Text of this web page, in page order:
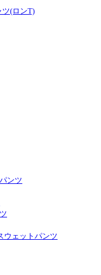
ツ(ロンT)
ンツ
ウェットパンツ